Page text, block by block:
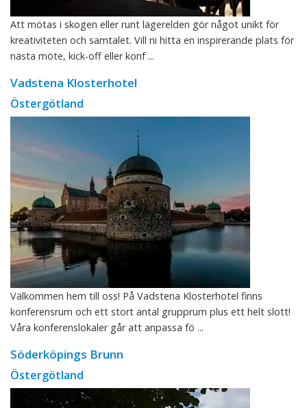
Att mötas i skogen eller runt lägerelden gör något unikt för
kreativiteten och samtalet. Vill ni hitta en inspirerande plats för
nästa möte, kick-off eller konf ...
Vadstena Klosterhotel
Östergötland
Välkommen hem till oss! På Vadstena Klosterhotel finns
konferensrum och ett stort antal grupprum plus ett helt slott!
Våra konferenslokaler går att anpassa fö ...
Söderköpings Brunn
Östergötland